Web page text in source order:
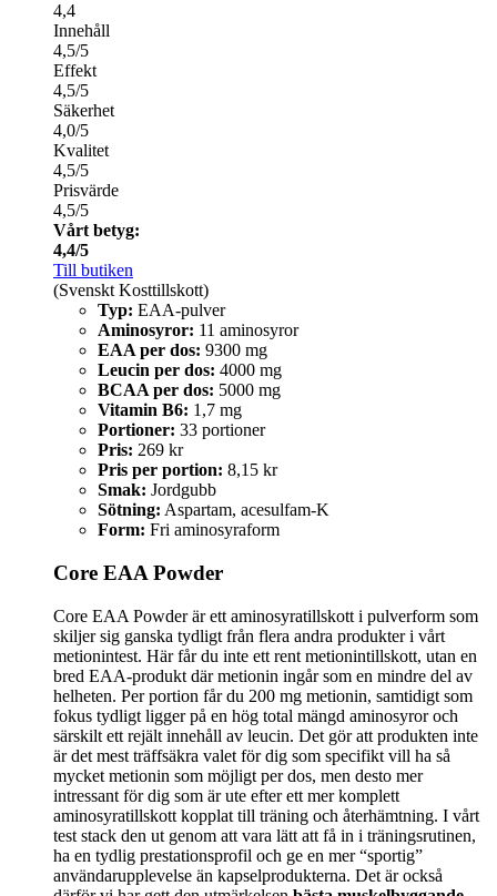
4,4
Innehåll
4,5/5
Effekt
4,5/5
Säkerhet
4,0/5
Kvalitet
4,5/5
Prisvärde
4,5/5
Vårt betyg:
4,4/5
Till butiken
(Svenskt Kosttillskott)
Typ: EAA-pulver
Aminosyror: 11 aminosyror
EAA per dos: 9300 mg
Leucin per dos: 4000 mg
BCAA per dos: 5000 mg
Vitamin B6: 1,7 mg
Portioner: 33 portioner
Pris: 269 kr
Pris per portion: 8,15 kr
Smak: Jordgubb
Sötning: Aspartam, acesulfam-K
Form: Fri aminosyraform
Core EAA Powder
Core EAA Powder är ett aminosyratillskott i pulverform som
skiljer sig ganska tydligt från flera andra produkter i vårt
metionintest. Här får du inte ett rent metionintillskott, utan en
bred EAA-produkt där metionin ingår som en mindre del av
helheten. Per portion får du 200 mg metionin, samtidigt som
fokus tydligt ligger på en hög total mängd aminosyror och
särskilt ett rejält innehåll av leucin. Det gör att produkten inte
är det mest träffsäkra valet för dig som specifikt vill ha så
mycket metionin som möjligt per dos, men desto mer
intressant för dig som är ute efter ett mer komplett
aminosyratillskott kopplat till träning och återhämtning. I vårt
test stack den ut genom att vara lätt att få in i träningsrutinen,
ha en tydlig prestationsprofil och ge en mer “sportig”
användarupplevelse än kapselprodukterna. Det är också